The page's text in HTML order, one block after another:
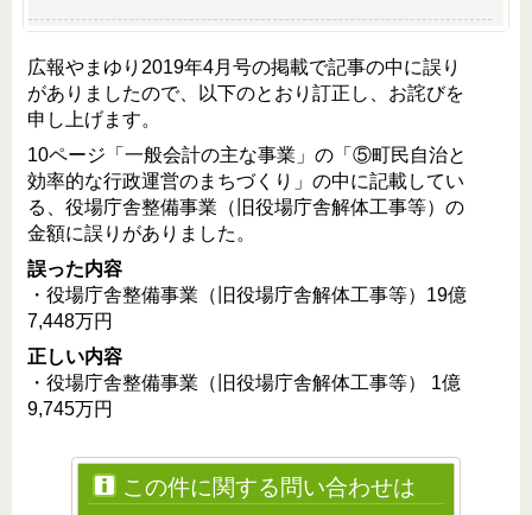
広報やまゆり2019年4月号の掲載で記事の中に誤り
がありましたので、以下のとおり訂正し、お詫びを
申し上げます。
10ページ「一般会計の主な事業」の「⑤町民自治と
効率的な行政運営のまちづくり」の中に記載してい
る、役場庁舎整備事業（旧役場庁舎解体工事等）の
金額に誤りがありました。
誤った内容
・役場庁舎整備事業（旧役場庁舎解体工事等）19億
7,448万円
正しい内容
・役場庁舎整備事業（旧役場庁舎解体工事等） 1億
9,745万円
この件に関する問い合わせは